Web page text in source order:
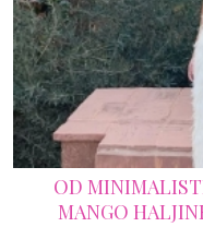
OD
MANGO